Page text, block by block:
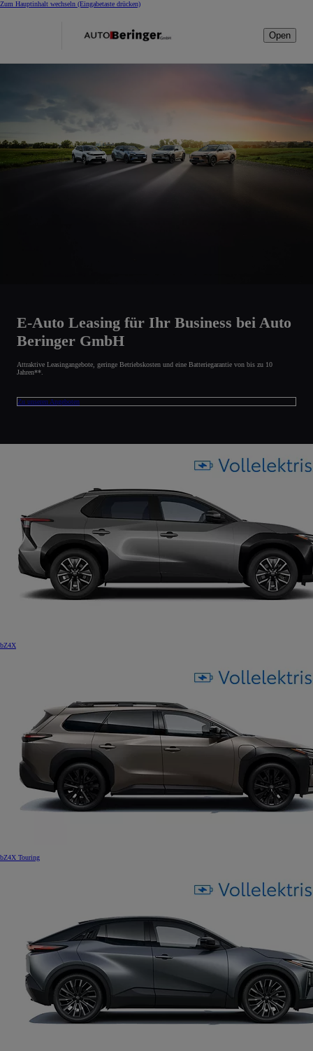
Zum Hauptinhalt wechseln (Eingabetaste drücken)
Open
E-Auto Leasing für Ihr Business bei Auto
Beringer GmbH
Attraktive Leasingangebote, geringe Betriebskosten und eine Batteriegarantie von bis zu 10
Jahren**.
Zu unseren Angeboten
bZ4X
bZ4X Touring